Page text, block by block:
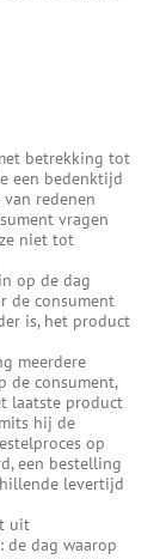
betrekking tot
een bedenktijd
redenen
vragen
niet tot
op de dag
de consument
is, het product
meerdere
de consument,
laatste product
hij de
op
een bestelling
levertijd
uit
de dag waarop